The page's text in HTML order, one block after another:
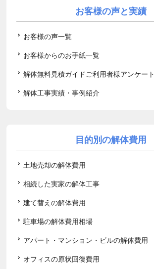
お客様の声と実績
お客様の声一覧
お客様からのお手紙一覧
解体無料見積ガイドご利用者様アンケート
解体工事実績・事例紹介
目的別の解体費用
土地売却の解体費用
相続した実家の解体工事
建て替えの解体費用
駐車場の解体費用相場
アパート・マンション・ビルの解体費用
オフィスの原状回復費用